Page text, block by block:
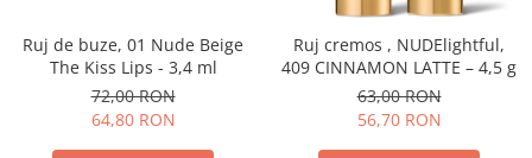
Ruj de buze, 01 Nude Beige
The Kiss Lips - 3,4 ml
72,00 RON
64,80 RON
Ruj cremos , NUDElightful,
409 CINNAMON LATTE – 4,5 g
63,00 RON
56,70 RON